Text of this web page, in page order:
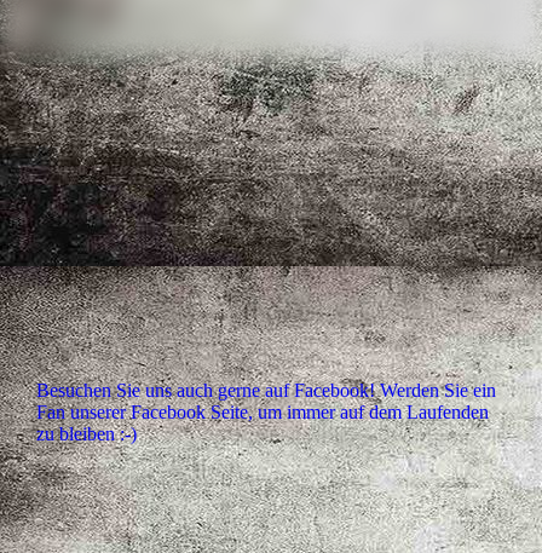
Besuchen Sie uns auch gerne auf Facebook! Werden Sie ein
Fan unserer Facebook Seite, um immer auf dem Laufenden
zu bleiben :-)